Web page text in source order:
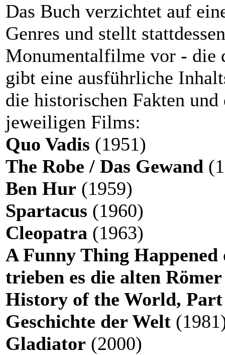
Das Buch verzichtet auf
Genres und stellt
Monumentalfilme vor - die
gibt eine ausführliche
die historischen Fakten
jeweiligen Films:
Quo Vadis (1951)
The Robe / Das Gewand
Ben Hur (1959)
Spartacus (1960)
Cleopatra (1963)
A Funny Thing
trieben es die alten
History of the World,
Geschichte der Welt
Gladiator (2000)